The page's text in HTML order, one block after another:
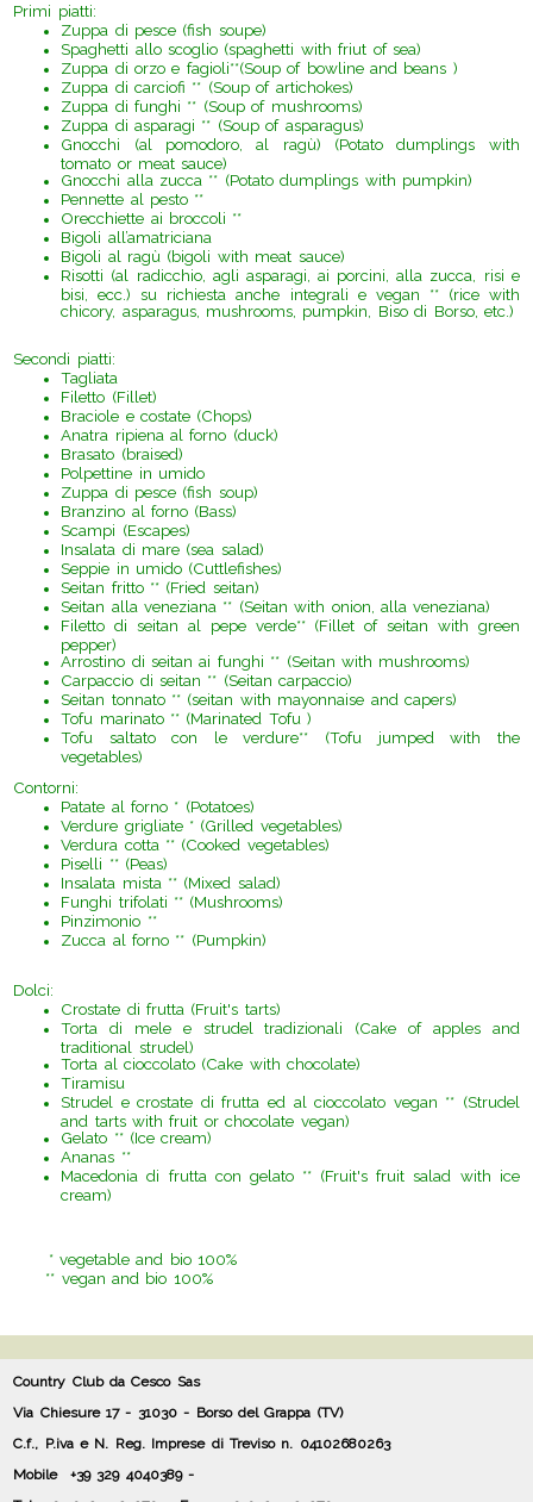
Primi piatti:
Zuppa di pesce (fish soupe)
Spaghetti allo scoglio (spaghetti with friut of sea)
Zuppa di orzo e fagioli**(Soup of bowline and beans )
Zuppa di carciofi ** (Soup of artichokes)
Zuppa di funghi ** (Soup of mushrooms)
Zuppa di asparagi ** (Soup of asparagus)
Gnocchi (al pomodoro, al ragù) (Potato dumplings with
tomato or meat sauce)
Gnocchi alla zucca ** (Potato dumplings with pumpkin)
Pennette al pesto **
Orecchiette ai broccoli **
Bigoli all’amatriciana
Bigoli al ragù (bigoli with meat sauce)
Risotti (al radicchio, agli asparagi, ai porcini, alla zucca, risi e
bisi, ecc.) su richiesta anche integrali e vegan ** (rice with
chicory, asparagus, mushrooms, pumpkin, Biso di Borso, etc.)
Secondi piatti:
Tagliata
Filetto (Fillet)
Braciole e costate (Chops)
Anatra ripiena al forno (duck)
Brasato (braised)
Polpettine in umido
Zuppa di pesce (fish soup)
Branzino al forno (Bass)
Scampi (Escapes)
Insalata di mare (sea salad)
Seppie in umido (Cuttlefishes)
Seitan fritto ** (Fried seitan)
Seitan alla veneziana ** (Seitan with onion, alla veneziana)
Filetto di seitan al pepe verde** (Fillet of seitan with green
pepper)
Arrostino di seitan ai funghi ** (Seitan with mushrooms)
Carpaccio di seitan ** (Seitan carpaccio)
Seitan tonnato ** (seitan with mayonnaise and capers)
Tofu marinato ** (Marinated Tofu )
Tofu saltato con le verdure** (Tofu jumped with the
vegetables)
Contorni:
Patate al forno * (Potatoes)
Verdure grigliate * (Grilled vegetables)
Verdura cotta ** (Cooked vegetables)
Piselli ** (Peas)
Insalata mista ** (Mixed salad)
Funghi trifolati ** (Mushrooms)
Pinzimonio **
Zucca al forno ** (Pumpkin)
Dolci:
Crostate di frutta (Fruit's tarts)
Torta di mele e strudel tradizionali (Cake of apples and
traditional strudel)
Torta al cioccolato (Cake with chocolate)
Tiramisu
Strudel e crostate di frutta ed al cioccolato vegan ** (Strudel
and tarts with fruit or chocolate vegan)
Gelato ** (Ice cream)
Ananas **
Macedonia di frutta con gelato ** (Fruit's fruit salad with ice
cream)
* vegetable and bio 100%
** vegan and bio 100%
Country Club da Cesco Sas
Via Chiesure 17 - 31030 - Borso del Grappa (TV)
C.f., P.iva e N. Reg. Imprese di Treviso n. 04102680263
Mobile+39 329 4040389 -